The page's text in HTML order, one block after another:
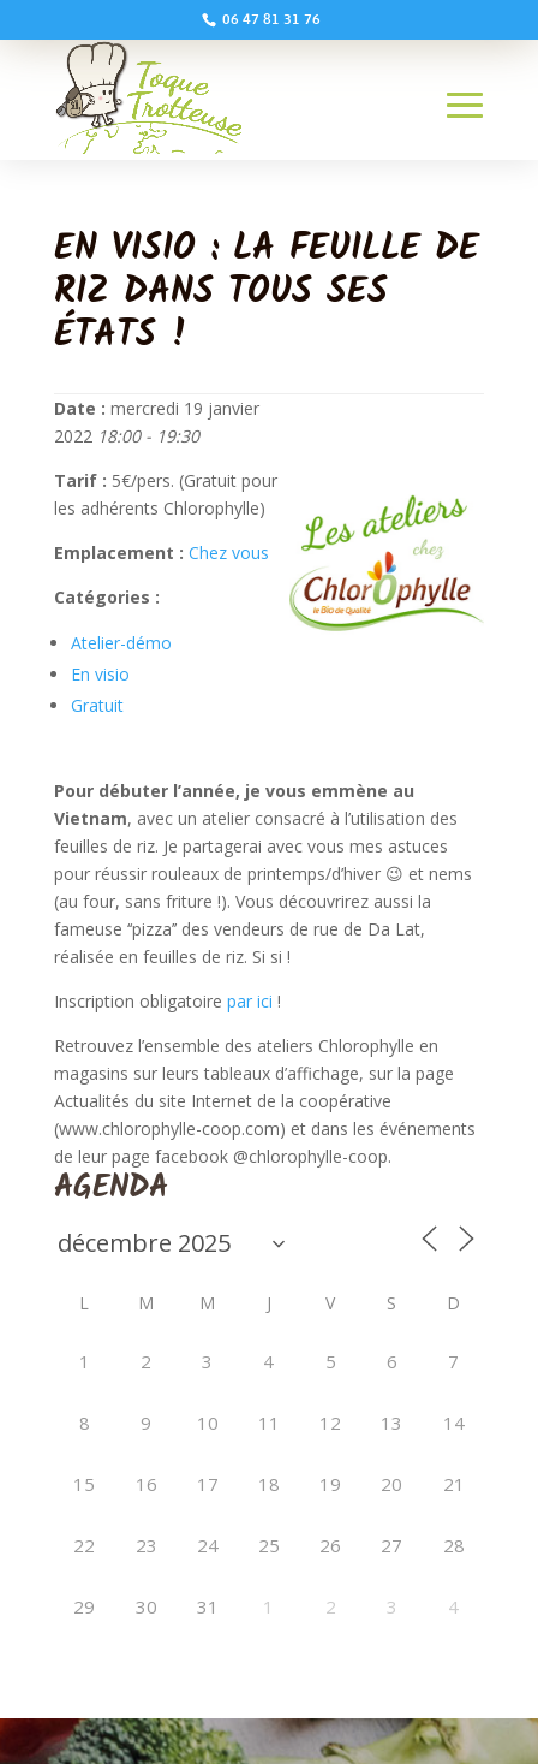
06 47 81 31 76
EN VISIO : LA FEUILLE DE
RIZ DANS TOUS SES
ÉTATS !
Date : mercredi 19 janvier
2022 18:00 - 19:30
Tarif : 5€/pers. (Gratuit pour
les adhérents Chlorophylle)
Emplacement : Chez vous
Catégories :
Atelier-démo
En visio
Gratuit
Pour débuter l’année, je vous emmène au
Vietnam, avec un atelier consacré à l’utilisation des
feuilles de riz. Je partagerai avec vous mes astuces
pour réussir rouleaux de printemps/d’hiver 😉 et nems
(au four, sans friture !). Vous découvrirez aussi la
fameuse ‘‘pizza’’ des vendeurs de rue de Da Lat,
réalisée en feuilles de riz. Si si !
Inscription obligatoire par ici !
Retrouvez l’ensemble des ateliers Chlorophylle en
magasins sur leurs tableaux d’affichage, sur la page
Actualités du site Internet de la coopérative
(www.chlorophylle-coop.com) et dans les événements
de leur page facebook @chlorophylle-coop.
AGENDA
L M M J V S D
1 2 3 4 5 6 7
8 9 10 11 12 13 14
15 16 17 18 19 20 21
22 23 24 25 26 27 28
29 30 31 1 2 3 4